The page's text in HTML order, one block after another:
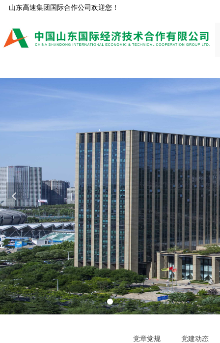
山东高速集团国际合作公司欢迎您！
넳
党章党规 党建动态